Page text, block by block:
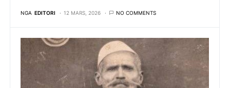
NGA EDITORI 12 MARS, 2026 NO COMMENTS